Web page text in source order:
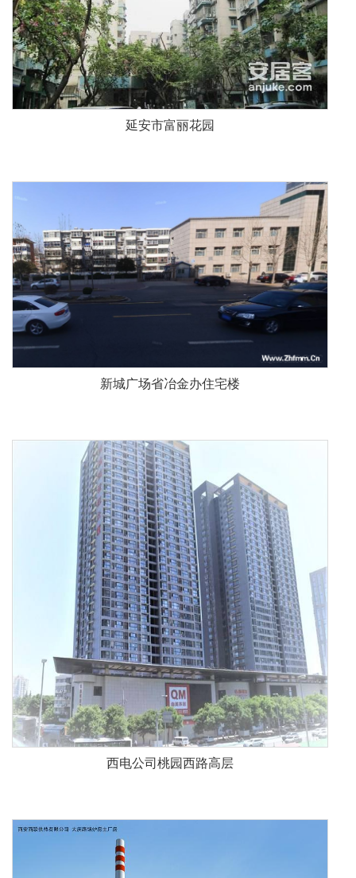
延安市富丽花园
新城广场省冶金办住宅楼
西电公司桃园西路高层